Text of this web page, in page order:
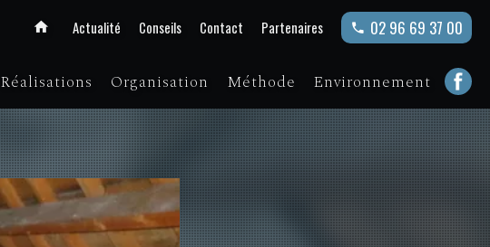
Actualité Conseils Contact Partenaires 02 96 69 37 00
Réalisations Organisation Méthode Environnement